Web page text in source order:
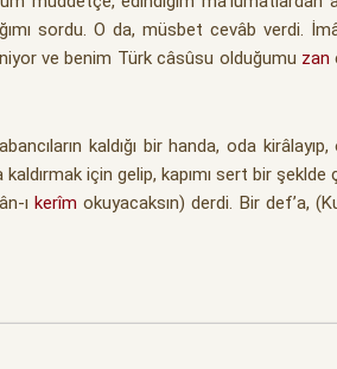
sordu. O da, müsbet cevâb verdi.
ve benim Türk câsûsu olduğumu zan
kaldığı bir handa, oda
için gelip, kapımı sert bir
ı kerîm okuyacaksın) derdi. Bir def’a,